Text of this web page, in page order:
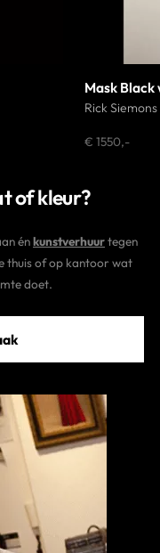
Mask
Rick Siemons
€ 1550,-
of kleur?
énkunstverhuurtegen
thuis of op kantoor wat
doet.